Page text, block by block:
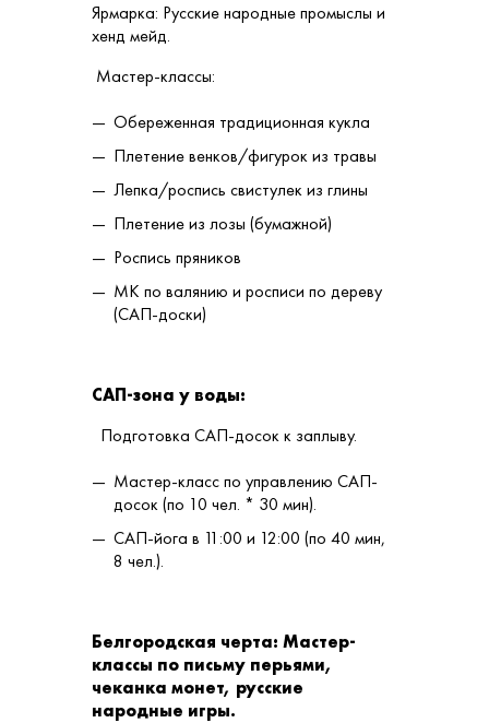
Ярмарка: Русские народные промыслы и
хенд мейд.
Мастер-классы:
Обереженная традиционная кукла
Плетение венков/фигурок из травы
Лепка/роспись свистулек из глины
Плетение из лозы (бумажной)
Роспись пряников
МК по валянию и росписи по дереву
(САП-доски)
САП-зона у воды:
Подготовка САП-досок к заплыву.
Мастер-класс по управлению САП-
досок (по 10 чел. * 30 мин).
САП-йога в 11:00 и 12:00 (по 40 мин,
8 чел.).
Белгородская черта: Мастер-
классы по письму перьями,
чеканка монет, русские
народные игры.